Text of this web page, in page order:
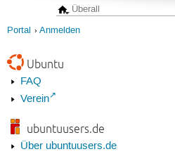
Portal Anmelden
Ubuntu
FAQ
Verein
ubuntuusers.de
Über ubuntuusers.de